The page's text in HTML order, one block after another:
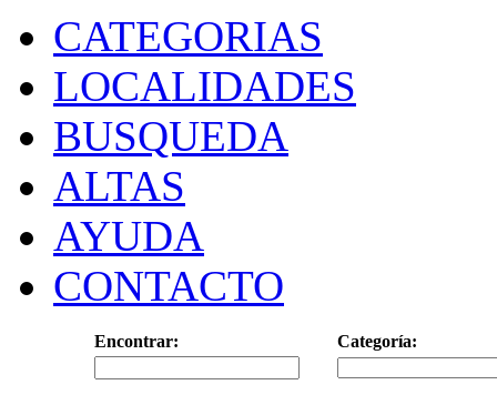
CATEGORIAS
LOCALIDADES
BUSQUEDA
ALTAS
AYUDA
CONTACTO
Encontrar: Categoría: